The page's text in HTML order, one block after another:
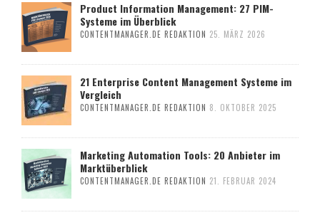
Product Information Management: 27 PIM-
Systeme im Überblick
CONTENTMANAGER.DE REDAKTION 25. MÄRZ 2026
21 Enterprise Content Management Systeme im
Vergleich
CONTENTMANAGER.DE REDAKTION 8. OKTOBER 2025
Marketing Automation Tools: 20 Anbieter im
Marktüberblick
CONTENTMANAGER.DE REDAKTION 21. FEBRUAR 2024